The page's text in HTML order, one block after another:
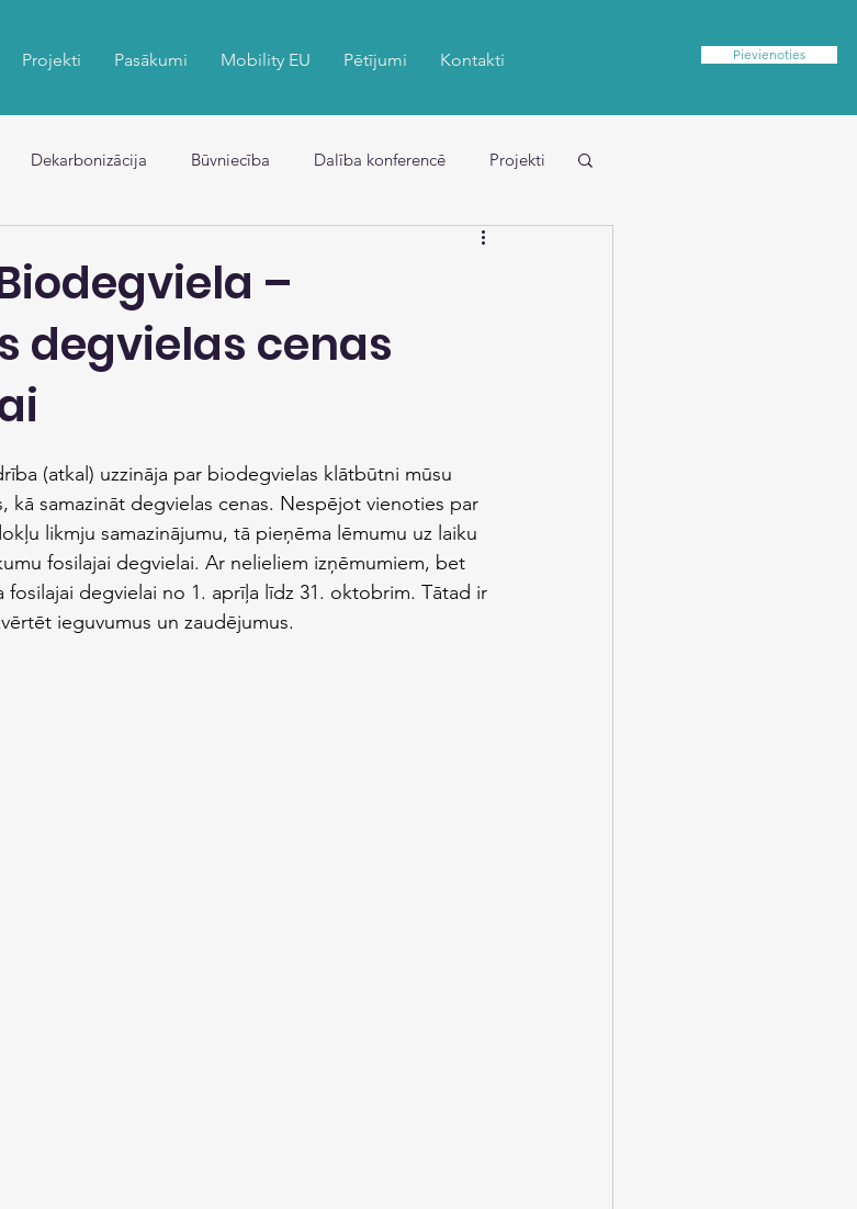
Projekti Pasākumi Mobility EU Pētījumi Kontakti Pievienoties
Dekarbonizācija Būvniecība Dalība konferencē Projekti
–
degvielas cenas
(atkal) uzzināja par biodegvielas klātbūtni mūsu
kā samazināt degvielas cenas. Nespējot vienoties par
likmju samazinājumu, tā pieņēma lēmumu uz laiku
fosilajai degvielai. Ar nelieliem izņēmumiem, bet
degvielai no 1. aprīļa līdz 31. oktobrim. Tātad ir
ieguvumus un zaudējumus.